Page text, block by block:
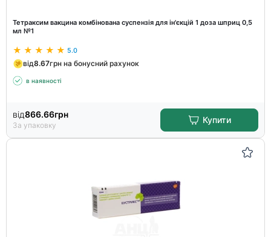
Тетраксим вакцина комбінована суспензія для ін'єкцій 1 доза шприц 0,5
мл №1
5.0
від8.67грн на бонусний рахунок
в наявності
від866.66грн
За упаковку
Купити